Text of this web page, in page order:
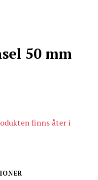
50 mm
finns åter i